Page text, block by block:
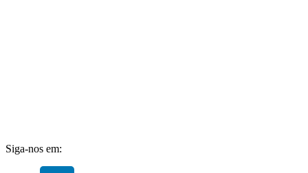
Siga-nos em: